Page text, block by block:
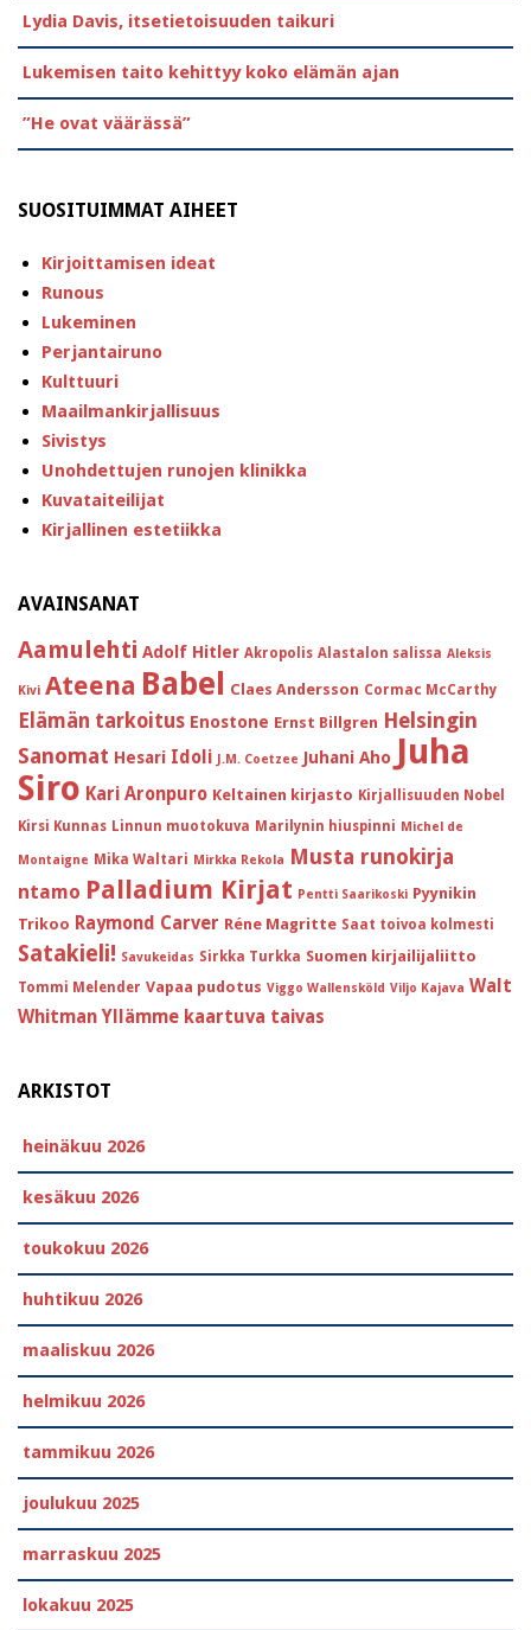
Lydia Davis, itsetietoisuuden taikuri
Lukemisen taito kehittyy koko elämän ajan
”He ovat väärässä”
SUOSITUIMMAT AIHEET
Kirjoittamisen ideat
Runous
Lukeminen
Perjantairuno
Kulttuuri
Maailmankirjallisuus
Sivistys
Unohdettujen runojen klinikka
Kuvataiteilijat
Kirjallinen estetiikka
AVAINSANAT
Aamulehti Adolf Hitler Akropolis Alastalon salissa Aleksis
Kivi Ateena Babel Claes Andersson Cormac McCarthy
Elämän tarkoitus Enostone Ernst Billgren Helsingin
Sanomat Hesari Idoli J.M. Coetzee Juhani Aho Juha
Siro Kari Aronpuro Keltainen kirjasto Kirjallisuuden Nobel
Kirsi Kunnas Linnun muotokuva Marilynin hiuspinni Michel de
Montaigne Mika Waltari Mirkka Rekola Musta runokirja
ntamo Palladium Kirjat Pentti Saarikoski Pyynikin
Trikoo Raymond Carver Réne Magritte Saat toivoa kolmesti
Satakieli! Savukeidas Sirkka Turkka Suomen kirjailijaliitto
Tommi Melender Vapaa pudotus Viggo Wallensköld Viljo Kajava Walt
Whitman Yllämme kaartuva taivas
ARKISTOT
heinäkuu 2026
kesäkuu 2026
toukokuu 2026
huhtikuu 2026
maaliskuu 2026
helmikuu 2026
tammikuu 2026
joulukuu 2025
marraskuu 2025
lokakuu 2025